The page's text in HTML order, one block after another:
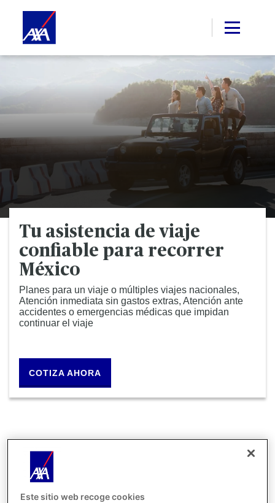
Tu asistencia de viaje
confiable para recorrer
México
Planes para un viaje o múltiples viajes nacionales,
Atención inmediata sin gastos extras, Atención ante
accidentes o emergencias médicas que impidan
continuar el viaje
COTIZA AHORA
Conoce algunas de
nuestras asistencias
Este sitio web recoge cookies